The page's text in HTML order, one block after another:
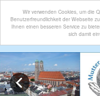
Wir verwenden Cookies, um die
Benutzerfreundlichkeit der Webseite
Ihnen einen besseren Service zu
sich damit